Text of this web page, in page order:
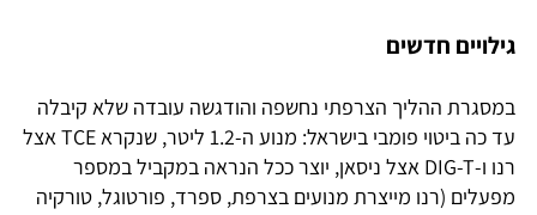
גילויים חדשים
במסגרת ההליך הצרפתי נחשפה והודגשה עובדה שלא קיבלה
עד כה ביטוי פומבי בישראל: מנוע ה-1.2 ליטר, שנקרא TCE אצל
רנו ו-DIG-T אצל ניסאן, יוצר ככל הנראה במקביל במספר
מפעלים (רנו מייצרת מנועים בצרפת, ספרד, פורטוגל, טורקיה